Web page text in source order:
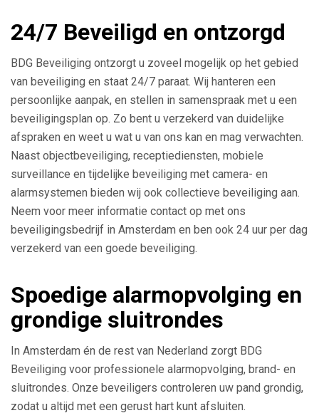
24/7 Beveiligd en ontzorgd
BDG Beveiliging ontzorgt u zoveel mogelijk op het gebied
van beveiliging en staat 24/7 paraat. Wij hanteren een
persoonlijke aanpak, en stellen in samenspraak met u een
beveiligingsplan op. Zo bent u verzekerd van duidelijke
afspraken en weet u wat u van ons kan en mag verwachten.
Naast objectbeveiliging, receptiediensten, mobiele
surveillance en tijdelijke beveiliging met camera- en
alarmsystemen bieden wij ook collectieve beveiliging aan.
Neem voor meer informatie contact op met ons
beveiligingsbedrijf in Amsterdam en ben ook 24 uur per dag
verzekerd van een goede beveiliging.
Spoedige alarmopvolging en
grondige sluitrondes
In Amsterdam én de rest van Nederland zorgt BDG
Beveiliging voor professionele alarmopvolging, brand- en
sluitrondes. Onze beveiligers controleren uw pand grondig,
zodat u altijd met een gerust hart kunt afsluiten.